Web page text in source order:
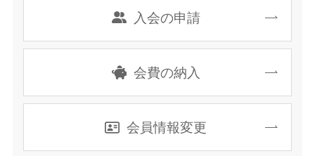
入会の申請
会費の納入
会員情報変更